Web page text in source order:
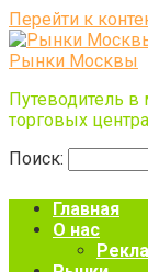
Перейти к
Рынки Москвы
Путеводитель в
торговых
Поиск:
Главная
О нас